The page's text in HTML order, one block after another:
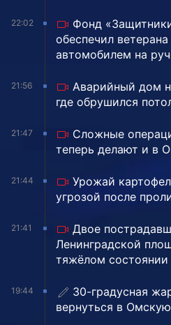
22:02
Фонд
обеспечил
автомобилем на
21:56
Аварийный дом
где обрушился
21:47
Сложные
теперь делают и в
21:44
Урожай
угрозой после
21:41
Двое
Ленинградской
тяжёлом
19:44
30-градусная
вернуться в